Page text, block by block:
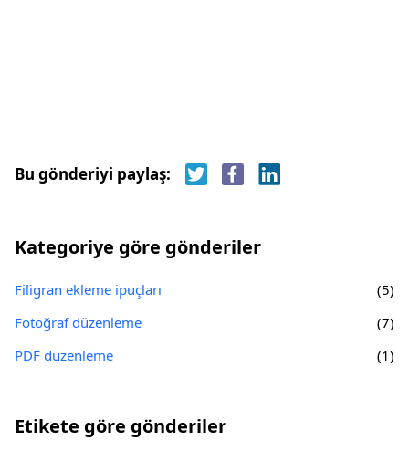
Bu gönderiyi paylaş:
Kategoriye göre gönderiler
Filigran ekleme ipuçları
(5)
Fotoğraf düzenleme
(7)
PDF düzenleme
(1)
Etikete göre gönderiler